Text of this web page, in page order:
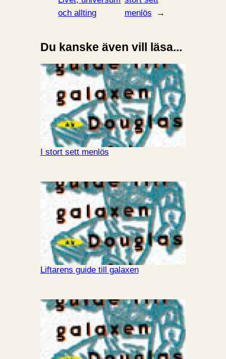
och allting
menlös
→
Du kanske även vill läsa...
I stort sett menlös
Liftarens guide till galaxen